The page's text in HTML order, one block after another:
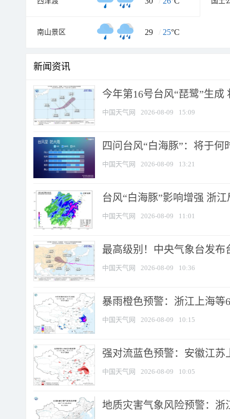
南山景区 29 / 25°C
新闻资讯
今年第16号台风“琵鹭”生
中国天气网 2026-08-09 15:09
四问台风“白海豚”：将于
中国天气网 2026-08-09 13:21
台风“白海豚”影响增强 浙
中国天气网 2026-08-09 11:01
最高级别！中央气象台发布
中国天气网 2026-08-09 10:36
暴雨橙色预警：浙江上海等
中国天气网 2026-08-09 10:15
强对流蓝色预警：安徽江苏
中国天气网 2026-08-09 10:05
地质灾害气象风险预警：浙